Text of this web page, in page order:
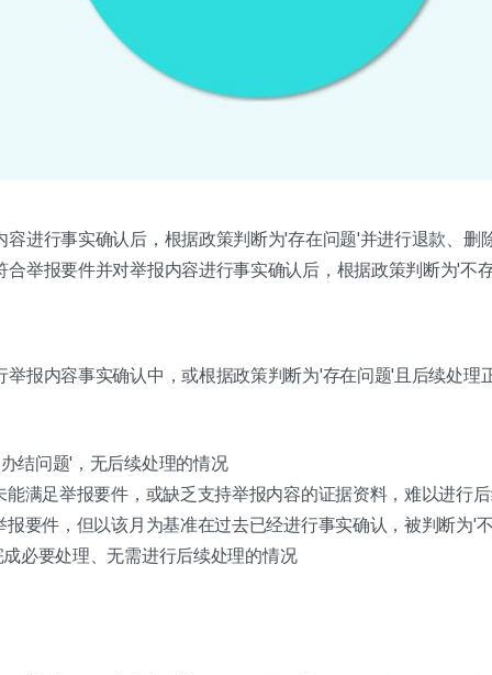
容进行事实确认后，根据政策判断为'存在问题'并进行退款、删
合举报要件并对举报内容进行事实确认后，根据政策判断为'不
举报内容事实确认中，或根据政策判断为'存在问题'且后续处理
结问题'，无后续处理的情况
满足举报要件，或缺乏支持举报内容的证据资料，难以进行
要件，但以该月为基准在过去已经进行事实确认，被判断为'
必要处理、无需进行后续处理的情况